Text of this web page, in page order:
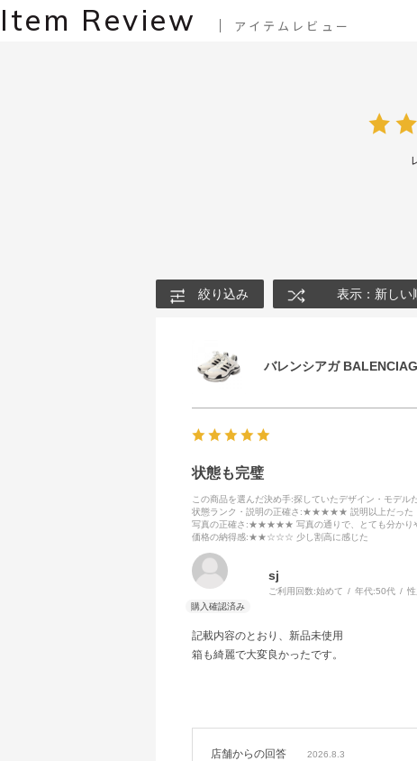
Item Review アイテムレビュー
絞り込み 表示：新しい
バレンシアガ
状態も完璧
この商品を選んだ決め手:探していたデザイン・モデル
状態ランク・説明の正確さ :★★★★★ 説明以上だった
写真の正確さ :★★★★★ 写真の通りで、とても分かり
価格の納得感:★★☆☆☆ 少し割高に感じた
sj
ご利用回数:始めて 年代:50代
記載内容のとおり、新品未使用
箱も綺麗で大変良かったです。
店舗からの回答 2026.8.3